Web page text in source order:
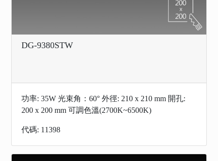
DG-9380STW
功率: 35W 光束角：60° 外徑: 210 x 210 mm 開孔:
200 x 200 mm 可調色溫(2700K~6500K)
代碼: 11398